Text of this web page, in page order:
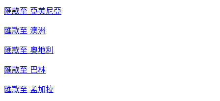
匯款至 亞美尼亞
匯款至 澳洲
匯款至 奧地利
匯款至 巴林
匯款至 孟加拉